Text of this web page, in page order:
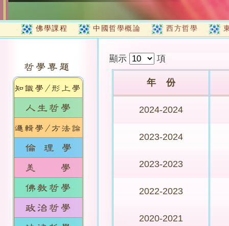
佛學課程 中國哲學概論 西方哲學
顯示 項
年 份
2024-2024
2023-2024
2023-2023
2022-2023
2020-2021